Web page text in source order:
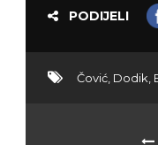
PODIJELI
Čović Dodik